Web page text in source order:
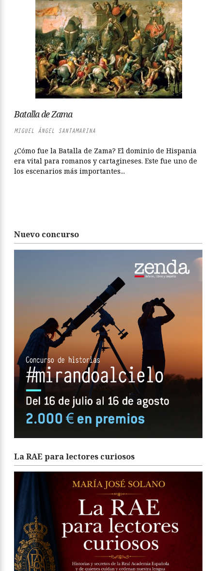
Batalla de Zama
MIGUEL ÁNGEL SANTAMARINA
¿Cómo fue la Batalla de Zama? El dominio de Hispania
era vital para romanos y cartagineses. Este fue uno de
los escenarios más importantes...
Nuevo concurso
La RAE para lectores curiosos